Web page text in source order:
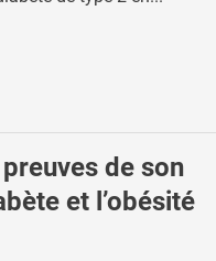
de son
et l’obésité